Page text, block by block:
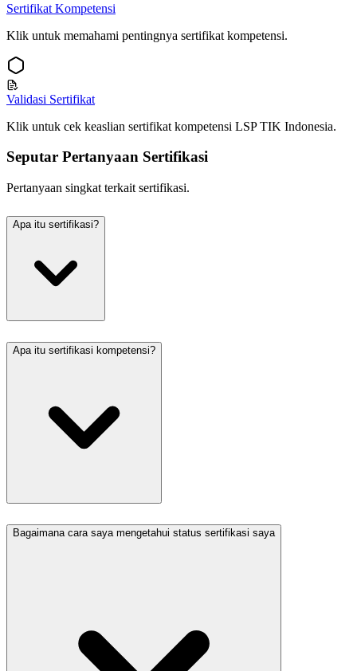
Sertifikat Kompetensi
Klik untuk memahami pentingnya sertifikat kompetensi.
Validasi Sertifikat
Klik untuk cek keaslian sertifikat kompetensi LSP TIK Indonesia.
Seputar Pertanyaan Sertifikasi
Pertanyaan singkat terkait sertifikasi.
Apa itu sertifikasi?
Apa itu sertifikasi kompetensi?
Bagaimana cara saya mengetahui status sertifikasi saya